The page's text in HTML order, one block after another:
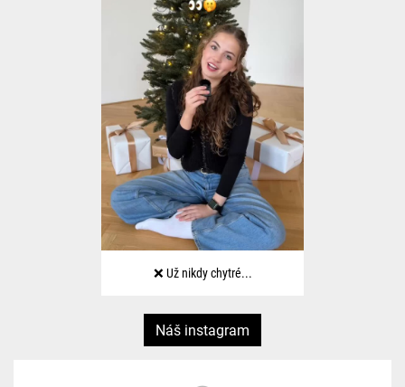
❌ Už nikdy chytré...
Náš instagram